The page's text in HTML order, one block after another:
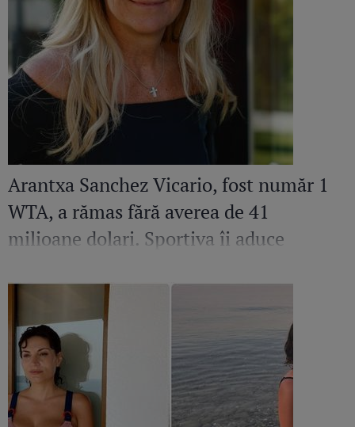
Arantxa Sanchez Vicario, fost număr 1
WTA, a rămas fără averea de 41
milioane dolari. Sportiva îi aduce